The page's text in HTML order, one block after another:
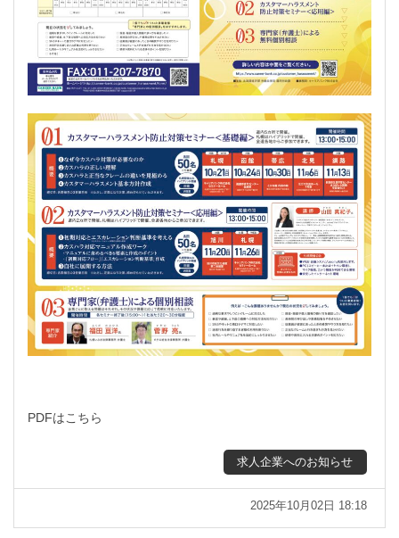
PDFはこちら
求人企業へのお知らせ
2025年10月02日 18:18